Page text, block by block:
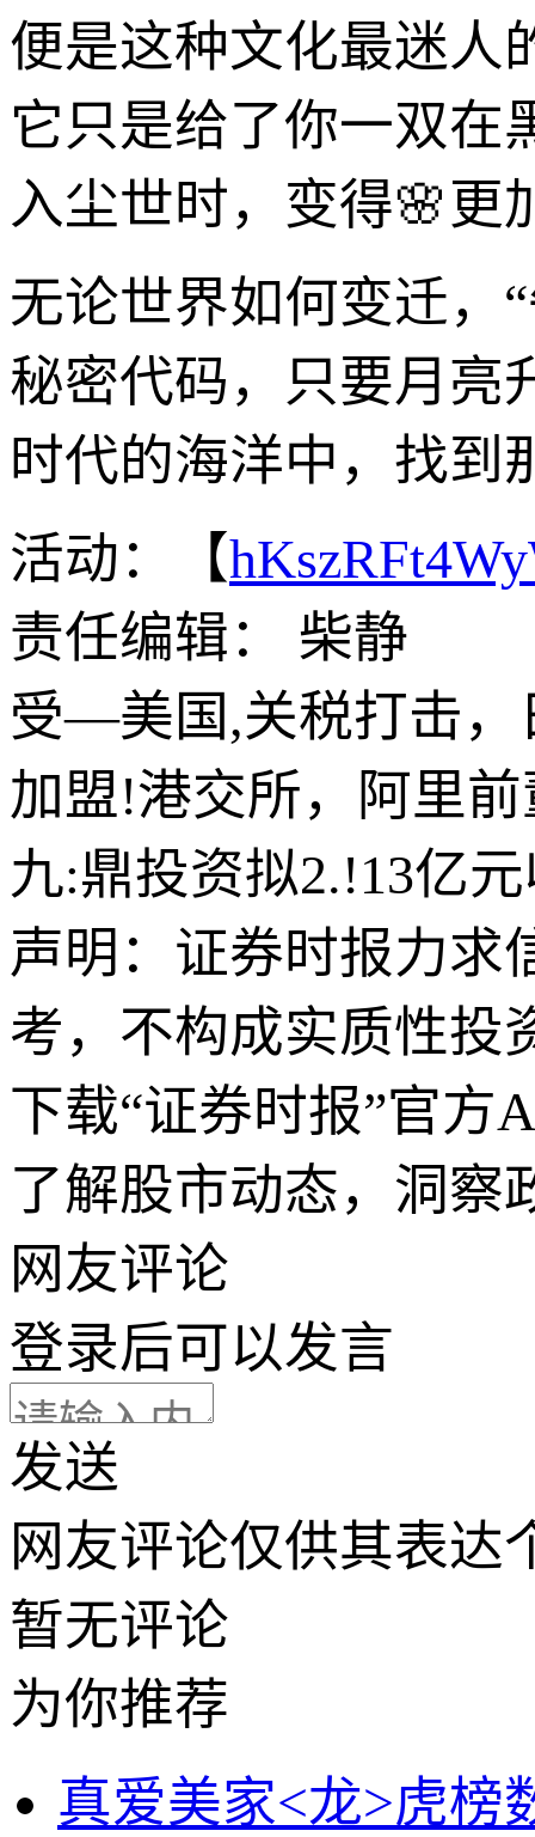
便是这种文化最迷人
它只是给了你一双在
入尘世时，变得🌸更
无论世界如何变迁，
秘密代码，只要月亮
时代的海洋中，找到
活动：【
责任编辑： 柴静
受—美国,关税打击，
加盟!港交所，阿里
九:鼎投资拟2.!13亿
声明：证券时报力求
考，不构成实质性投
下载“证券时报”官方
了解股市动态，洞察
网友评论
登录后可以发言
发送
网友评论仅供其表达
暂无评论
为你推荐
真爱美家<龙>虎榜